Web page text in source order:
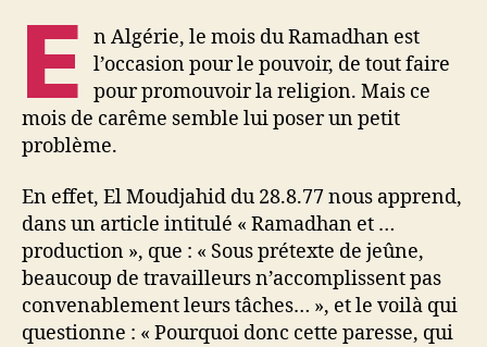
E
n Algérie, le mois du Ramadhan est
l’occasion pour le pouvoir, de tout faire
pour promouvoir la religion. Mais ce
mois de carême semble lui poser un petit
problème.
En effet, El Moudjahid du 28.8.77 nous apprend,
dans un article intitulé « Ramadhan et …
production », que : « Sous prétexte de jeûne,
beaucoup de travailleurs n’accomplissent pas
convenablement leurs tâches… », et le voilà qui
questionne : « Pourquoi donc cette paresse, qui